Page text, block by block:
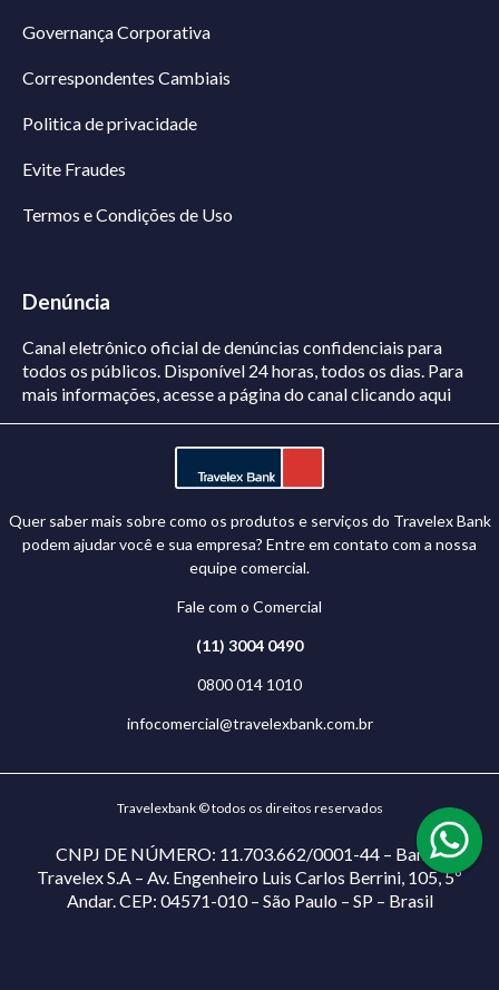
Governança Corporativa
Correspondentes Cambiais
Politica de privacidade
Evite Fraudes
Termos e Condições de Uso
Denúncia
Canal eletrônico oficial de denúncias confidenciais para
todos os públicos. Disponível 24 horas, todos os dias. Para
mais informações, acesse a página do canalclicando aqui
Quer saber mais sobre como os produtos e serviços do Travelex Bank
podem ajudar você e sua empresa? Entre em contato com a nossa
equipe comercial.
Fale com o Comercial
(11) 3004 0490
0800 014 1010
infocomercial@travelexbank.com.br
Travelexbank © todos os direitos reservados
CNPJ DE NÚMERO: 11.703.662/0001-44 – Banco
Travelex S.A – Av. Engenheiro Luis Carlos Berrini, 105, 5º
Andar. CEP: 04571-010 – São Paulo – SP – Brasil